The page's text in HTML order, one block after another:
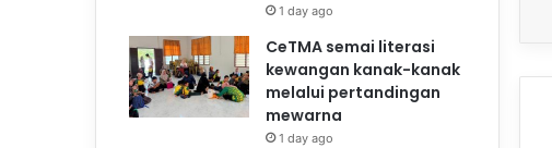
1 day ago
CeTMA semai literasi
kewangan kanak-kanak
melalui pertandingan
mewarna
1 day ago